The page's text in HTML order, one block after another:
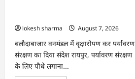
से
लाखों
का
मुनाफा
lokesh sharma
August 7, 2026
बलौदाबाजार वनमंडल में वृक्षारोपण कर पर्यावरण
संरक्षण का दिया संदेश रायपुर, पर्यावरण संरक्षण
के लिए पौधे लगाना...